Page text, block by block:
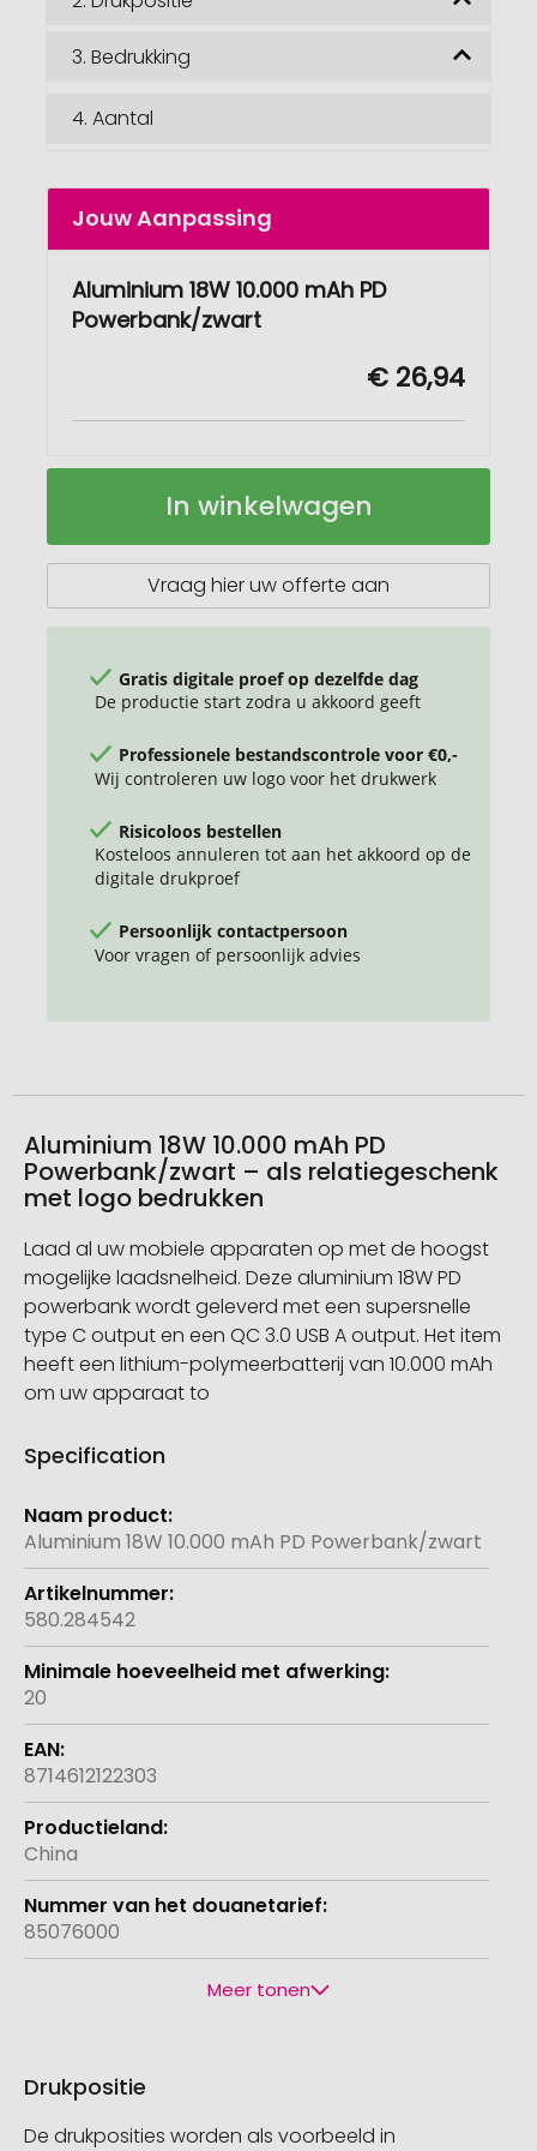
3. Bedrukking
4. Aantal
Jouw Aanpassing
Aluminium 18W 10.000 mAh PD
Powerbank/zwart
€ 26,94
Aluminium
mAh
Op
In winkelwagen
Vraag hier uw offerte aan
Gratis digitale proef op dezelfde dag
De productie start zodra u akkoord geeft
Professionele bestandscontrole voor €0,-
Wij controleren uw logo voor het drukwerk
Risicoloos bestellen
Kosteloos annuleren tot aan het akkoord op de
digitale drukproef
Persoonlijk contactpersoon
Voor vragen of persoonlijk advies
Aluminium 18W 10.000 mAh PD
Powerbank/zwart – als relatiegeschenk
met logo bedrukken
Laad al uw mobiele apparaten op met de hoogst
mogelijke laadsnelheid. Deze aluminium 18W PD
powerbank wordt geleverd met een supersnelle
type C output en een QC 3.0 USB A output. Het item
heeft een lithium-polymeerbatterij van 10.000 mAh
om uw apparaat to
Specification
Meer
informatie
Aluminium 18W 10.000 mAh PD Powerbank/zwart
580.284542
20
8714612122303
China
85076000
Meer tonen
Drukpositie
De drukposities worden als voorbeeld in